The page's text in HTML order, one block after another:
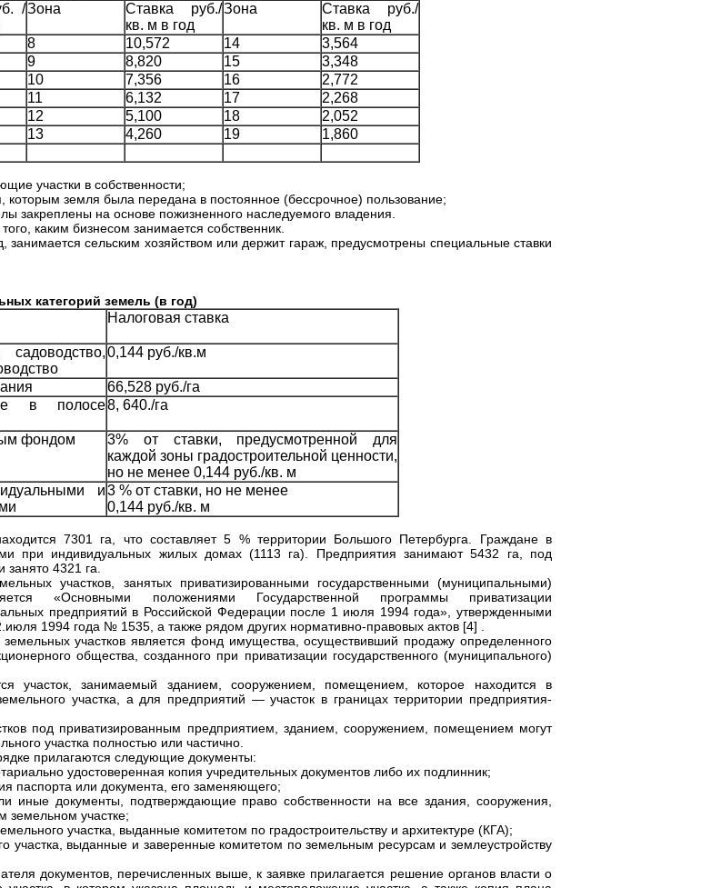
/Зона
Ставка руб./
кв. м в год
Зона
Ставка руб./
кв. м в год
8 10,572 14
3,564
9 8,820 15
3,348
10 7,356 16
2,772
11 6,132 17
2,268
12 5,100 18
2,052
13 4,260 19
1,860
участки в собственности;
которым земля была передана в постоянное (бессрочное) пользование;
закреплены на основе пожизненного наследуемого владения.
каким бизнесом занимается собственник.
занимается сельским хозяйством или держит гараж, предусмотрены специальные ставки
категорий земель (в год)
Налоговая ставка
0,144 руб./кв.м
66,528 руб./га
в полосе8, 640./га
фондом
3% от ставки, предусмотренной для
каждой зоны градостроительной ценности,
но не менее 0,144 руб./кв. м
и3 % от ставки, но не менее
0,144 руб./кв. м
7301 га, что составляет 5 % территории Большого Петербурга. Граждане в
при индивидуальных жилых домах (1113 га). Предприятия занимают 5432 га, под
занято 4321 га.
участков, занятых приватизированными государственными (муниципальными)
«Основными положениями Государственной программы приватизации
предприятий в Российской Федерации после 1 июля 1994 года», утвержденными
1994 года № 1535, а также рядом других нормативно-правовых актов [4] .
участков является фонд имущества, осуществивший продажу определенного
общества, созданного при приватизации государственного (муниципального)
участок, занимаемый зданием, сооружением, помещением, которое находится в
участка, а для предприятий — участок в границах территории предприятия-
под приватизированным предприятием, зданием, сооружением, помещением могут
участка полностью или частично.
прилагаются следующие документы:
удостоверенная копия учредительных документов либо их подлинник;
паспорта или документа, его заменяющего;
иные документы, подтверждающие право собственности на все здания, сооружения,
земельном участке;
участка, выданные комитетом по градостроительству и архитектуре (КГА);
участка, выданные и заверенные комитетом по земельным ресурсам и землеустройству
документов, перечисленных выше, к заявке прилагается решение органов власти о